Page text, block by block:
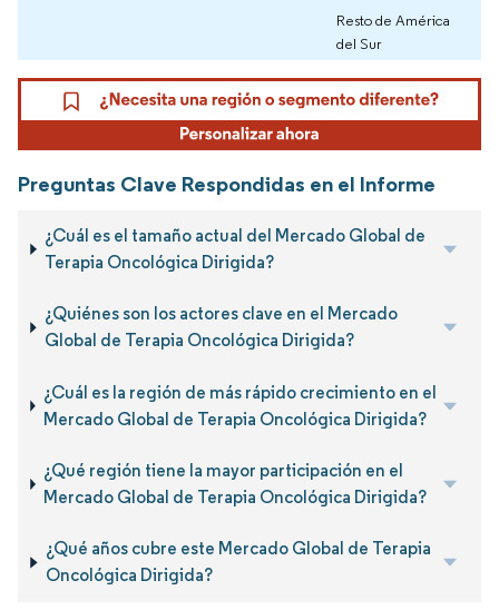
Resto de América
del Sur
Preguntas Clave Respondidas en el Informe
¿Cuál es el tamaño actual del Mercado Global de
Terapia Oncológica Dirigida?
¿Quiénes son los actores clave en el Mercado
Global de Terapia Oncológica Dirigida?
¿Cuál es la región de más rápido crecimiento en el
Mercado Global de Terapia Oncológica Dirigida?
¿Qué región tiene la mayor participación en el
Mercado Global de Terapia Oncológica Dirigida?
¿Qué años cubre este Mercado Global de Terapia
Oncológica Dirigida?